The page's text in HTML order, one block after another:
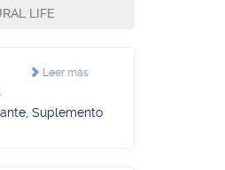
LIFE
Leer más
Suplemento